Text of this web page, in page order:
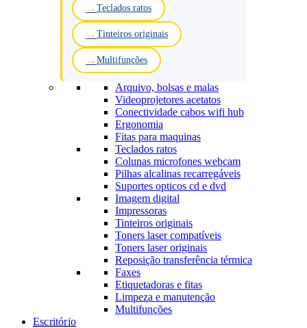
Teclados ratos
Tinteiros originais
Multifunções
Arquivo, bolsas e malas
Videoprojetores acetatos
Conectividade cabos wifi hub
Ergonomia
Fitas para maquinas
Teclados ratos
Colunas microfones webcam
Pilhas alcalinas recarregáveis
Suportes opticos cd e dvd
Imagem digital
Impressoras
Tinteiros originais
Toners laser compatíveis
Toners laser originais
Reposição transferência térmica
Faxes
Etiquetadoras e fitas
Limpeza e manutenção
Multifunções
Escritório